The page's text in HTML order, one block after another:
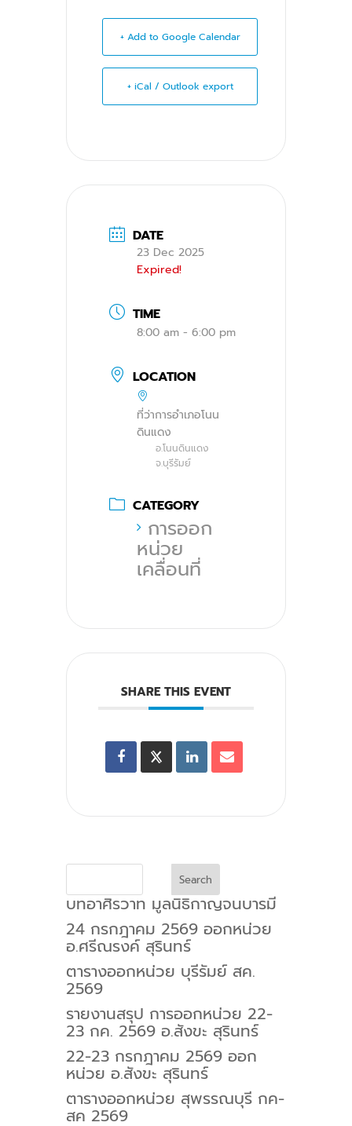
+ Add to Google Calendar
+ iCal / Outlook export
DATE
23 Dec 2025
Expired!
TIME
8:00 am - 6:00 pm
LOCATION
ที่ว่าการอำเภอโนน
ดินแดง
อ.โนนดินแดง
จ.บุรีรัมย์
CATEGORY
การออก
หน่วย
เคลื่อนที่
SHARE THIS EVENT
Search
บทอาศิรวาท มูลนิธิกาญจนบารมี
24 กรกฎาคม 2569 ออกหน่วย
อ.ศรีณรงค์ สุรินทร์
ตารางออกหน่วย บุรีรัมย์ สค.
2569
รายงานสรุป การออกหน่วย 22-
23 กค. 2569 อ.สังขะ สุรินทร์
22-23 กรกฎาคม 2569 ออก
หน่วย อ.สังขะ สุรินทร์
ตารางออกหน่วย สุพรรณบุรี กค-
สค 2569